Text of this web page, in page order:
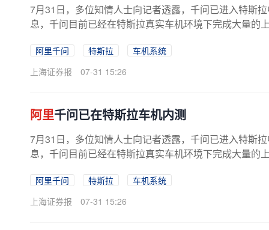
7月31日，多位知情人士向记者透露，千问已进入特斯
息，千问目前已经在特斯拉真实车机环境下完成大量的
阿里千问 特斯拉
车机系统
上海证券报
07-31 15:26
阿里千问已在特斯拉车机内测
7月31日，多位知情人士向记者透露，千问已进入特斯
息，千问目前已经在特斯拉真实车机环境下完成大量的
阿里千问 特斯拉
车机系统
上海证券报
07-31 15:26